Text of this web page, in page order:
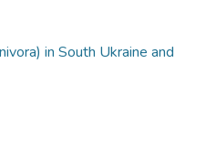
in South Ukraine and